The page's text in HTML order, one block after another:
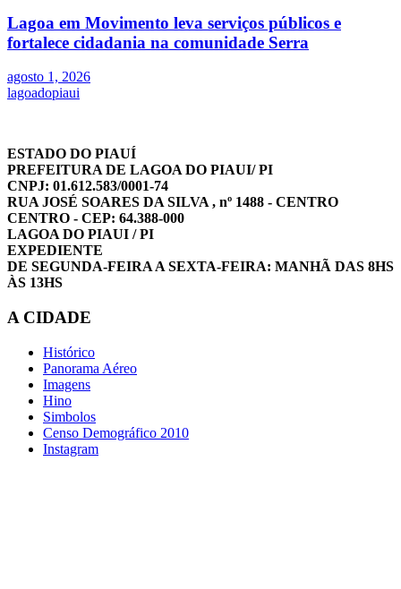
Lagoa em Movimento leva serviços públicos e
fortalece cidadania na comunidade Serra
agosto 1, 2026
lagoadopiaui
ESTADO DO PIAUÍ
PREFEITURA DE LAGOA DO PIAUI/ PI
CNPJ: 01.612.583/0001-74
RUA JOSÉ SOARES DA SILVA , nº 1488 - CENTRO
CENTRO - CEP: 64.388-000
LAGOA DO PIAUI / PI
EXPEDIENTE
DE SEGUNDA-FEIRA A SEXTA-FEIRA: MANHÃ DAS 8HS
ÀS 13HS
A CIDADE
Histórico
Panorama Aéreo
Imagens
Hino
Simbolos
Censo Demográfico 2010
Instagram